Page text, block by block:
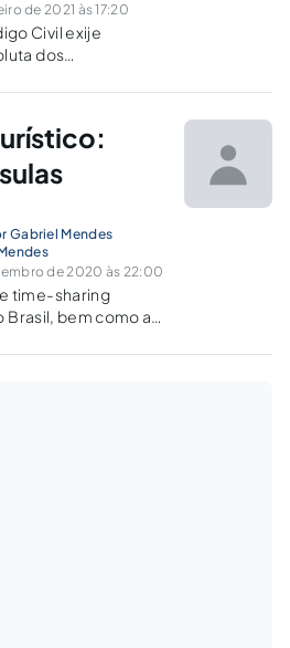
de 2021 às 17:20
Civil exije
dos
consentimento
Gabriel Mendes
de 2020 às 22:00
time-sharing
Brasil, bem como as